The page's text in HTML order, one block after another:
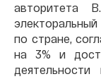
авторитета
по стране,
на 3% и